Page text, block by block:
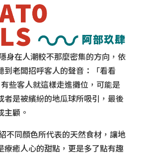
在人潮較不那麼密集的方向，依
到老闆招呼客人的聲音：「看看
些客人就這樣走進攤位，可能是
者是被繽紛的地瓜球所吸引，最後
主顧。
同顏色所代表的天然食材，讓地
療癒人心的甜點，更是多了點有趣